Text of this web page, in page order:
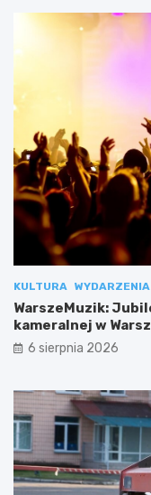
KULTURA WYDARZENIA
WarszeMuzik:
kameralnej w
6 sierpnia 2026